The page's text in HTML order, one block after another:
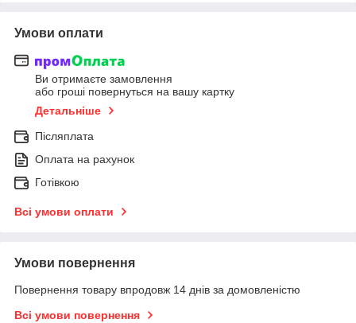
Умови оплати
Ви отримаєте замовлення
або гроші повернуться на вашу картку
Детальніше
Післяплата
Оплата на рахунок
Готівкою
Всі умови оплати
Умови повернення
Повернення товару впродовж 14 днів за домовленістю
Всі умови повернення